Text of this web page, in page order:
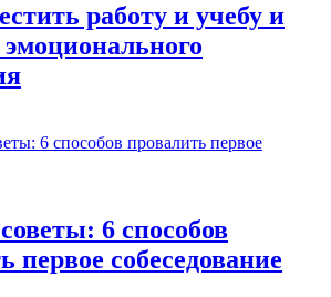
работу и учебу и
6 способов
первое собеседование